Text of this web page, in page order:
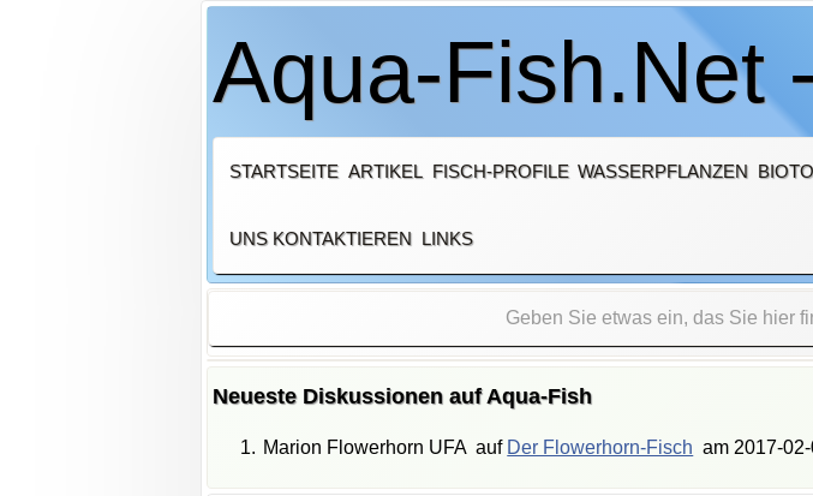
Aqua-Fish.Net
STARTSEITE ARTIKEL FISCH-PROFILE WASSERPFLANZEN
UNS KONTAKTIEREN LINKS
Neueste Diskussionen auf Aqua-Fish
Marion Flowerhorn UFA auf Der Flowerhorn-Fisch am 2017-